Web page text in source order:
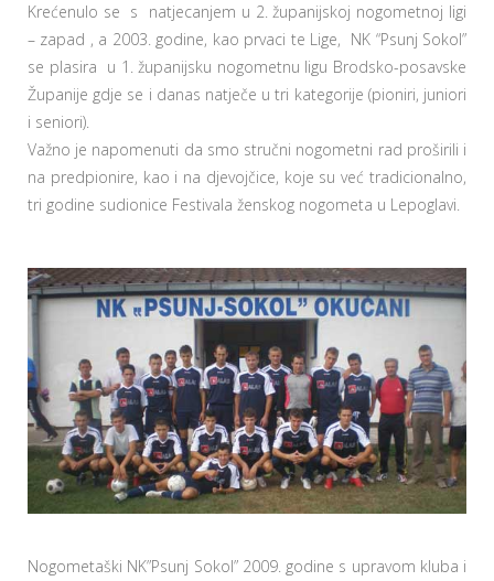
Krećenulo se s natjecanjem u 2. županijskoj nogometnoj ligi
– zapad , a 2003. godine, kao prvaci te Lige, NK “Psunj Sokol”
se plasira u 1. županijsku nogometnu ligu Brodsko-posavske
Županije gdje se i danas natječe u tri kategorije (pioniri, juniori
i seniori).
Važno je napomenuti da smo stručni nogometni rad proširili i
na predpionire, kao i na djevojčice, koje su već tradicionalno,
tri godine sudionice Festivala ženskog nogometa u Lepoglavi.
Nogometaški NK”Psunj Sokol” 2009. godine s upravom kluba i